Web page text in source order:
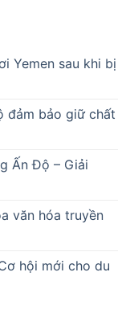
Yemen sau khi bị
đảm bảo giữ chất
Ấn Độ – Giải
văn hóa truyền
hội mới cho du